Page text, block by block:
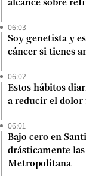
alcance sobre
06:03
Soy genetista y
cáncer si tienes
06:02
Estos hábitos
a reducir el dolor
06:01
Bajo cero en
drásticamente
Metropolitana